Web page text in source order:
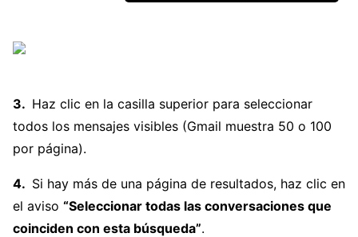
Haz clic en la casilla superior para seleccionar
todos los mensajes visibles (Gmail muestra 50 o 100
por página).
Si hay más de una página de resultados, haz clic en
el aviso “Seleccionar todas las conversaciones que
coinciden con esta búsqueda”.